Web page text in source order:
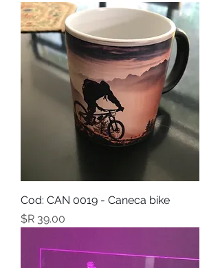
Cod: CAN 0019 - Caneca bike
מחיר